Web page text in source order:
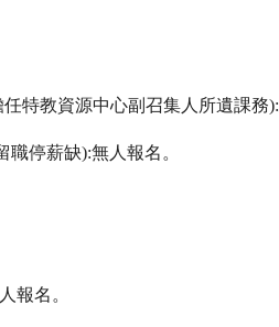
特教資源中心副召集人所遺課務):
職停薪缺):無人報名。
報名。